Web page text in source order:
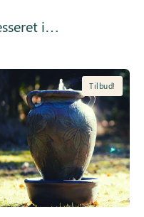
i…
Tilbud!